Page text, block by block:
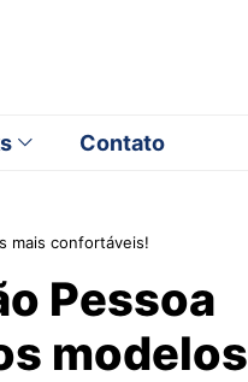
Contato
mais confortáveis!
Pessoa
modelos